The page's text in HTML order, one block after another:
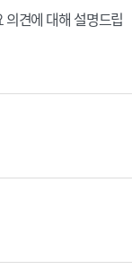
견에 대해 설명드립